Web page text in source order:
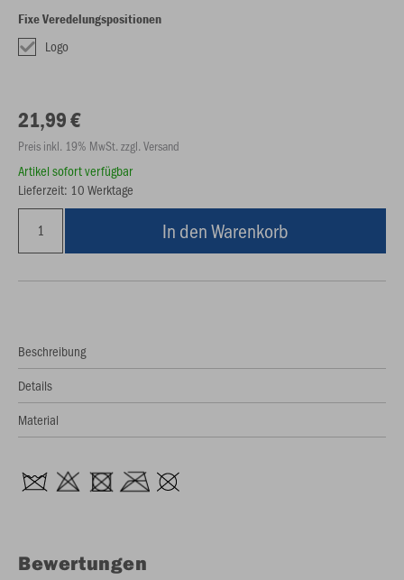
Fixe Veredelungspositionen
Logo
21,99 €
Preis inkl. 19% MwSt. zzgl. Versand
Artikel sofort verfügbar
Lieferzeit: 10 Werktage
In den Warenkorb
Beschreibung
Details
Material
Bewertungen